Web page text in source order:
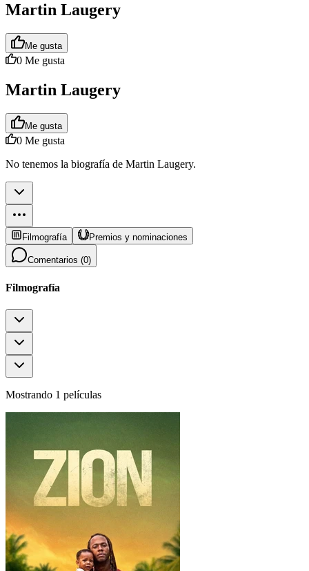
Martin Laugery
Me gusta
0 Me gusta
Martin Laugery
Me gusta
0 Me gusta
No tenemos la biografía de Martin Laugery.
Filmografía Premios y nominaciones
Comentarios (0)
Filmografía
Mostrando 1 películas